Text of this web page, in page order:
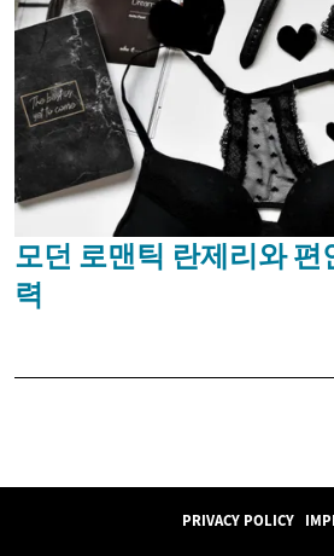
모던 로맨틱 란제리와 편
력
PRIVACY POLICY